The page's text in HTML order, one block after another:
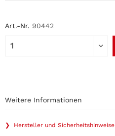
Art.-Nr. 90442
Weitere Informationen
❯ Hersteller und Sicherheitshinweise